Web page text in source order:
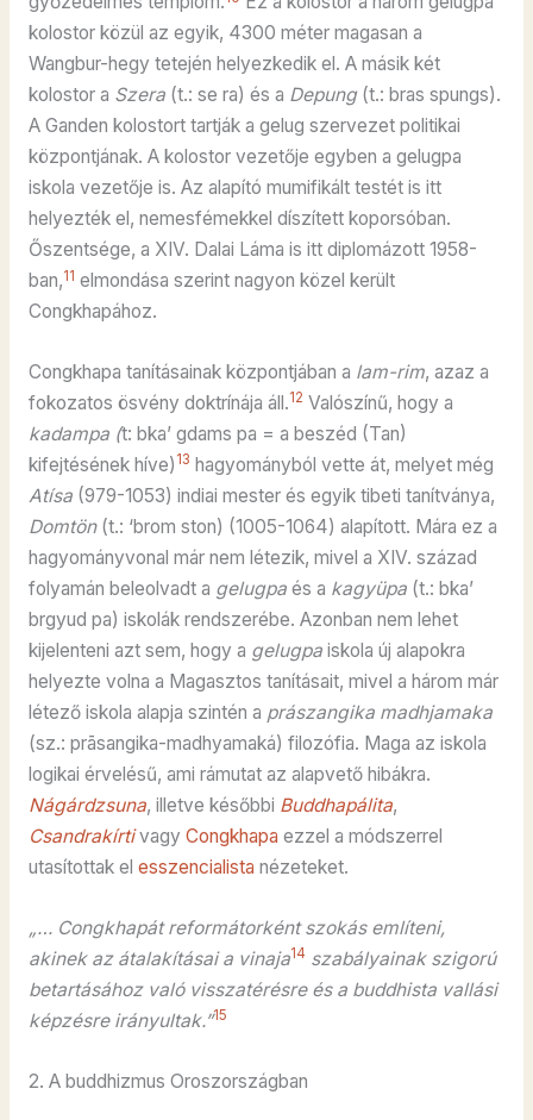
kolostor közül az egyik, 4300 méter magasan a
Wangbur-hegy tetején helyezkedik el. A másik két
kolostor a Szera(t.: se ra) és a Depung(t.: bras spungs).
A Ganden kolostort tartják a gelug szervezet politikai
központjának. A kolostor vezetője egyben a gelugpa
iskola vezetője is. Az alapító mumifikált testét is itt
helyezték el, nemesfémekkel díszített koporsóban.
Őszentsége, a XIV. Dalai Láma is itt diplomázott 1958-
ban,11 elmondása szerint nagyon közel került
Congkhapához.
Congkhapa tanításainak központjában a lam-rim, azaz a
fokozatos ösvény doktrínája áll.12 Valószínű, hogy a
kadampa (t: bka’ gdams pa = a beszéd (Tan)
kifejtésének híve) 13 hagyományból vette át, melyet még
Atísa(979-1053) indiai mester és egyik tibeti tanítványa,
Domtön(t.: ‘brom ston) (1005-1064) alapított. Mára ez a
hagyományvonal már nem létezik, mivel a XIV. század
folyamán beleolvadt a gelugpaés a kagyüpa(t.: bka’
brgyud pa) iskolák rendszerébe. Azonban nem lehet
kijelenteni azt sem, hogy a gelugpaiskola új alapokra
helyezte volna a Magasztos tanításait, mivel a három már
létező iskola alapja szintén a prászangika madhjamaka
(sz.: prāsangika-madhyamaká) filozófia. Maga az iskola
logikai érvelésű, ami rámutat az alapvető hibákra.
Nágárdzsuna, illetve későbbi Buddhapálita,
Csandrakírtivagy Congkhapa ezzel a módszerrel
utasítottak el esszencialista nézeteket.
„… Congkhapát reformátorként szokás említeni,
akinek az átalakításai a vinaja14 szabályainak szigorú
betartásához való visszatérésre és a buddhista vallási
képzésre irányultak.”15
2. A buddhizmus Oroszországban